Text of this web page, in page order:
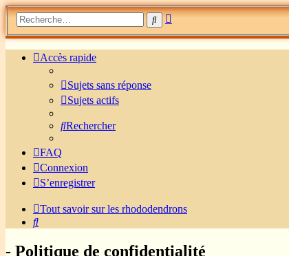
Rechercher
Recherche
Accès rapide
Sujets sans réponse
Sujets actifs
Rechercher
FAQ
Connexion
S’enregistrer
Tout savoir sur les rhododendrons
Rechercher
- Politique de confidentialité